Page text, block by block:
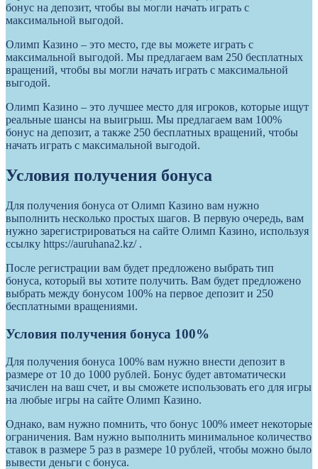
бонус на депозит, чтобы вы могли начать играть с
максимальной выгодой.
Олимп Казино – это место, где вы можете играть с
максимальной выгодой. Мы предлагаем вам 250 бесплатных
вращений, чтобы вы могли начать играть с максимальной
выгодой.
Олимп Казино – это лучшее место для игроков, которые ищут
реальные шансы на выигрыш. Мы предлагаем вам 100%
бонус на депозит, а также 250 бесплатных вращений, чтобы
начать играть с максимальной выгодой.
Условия получения бонуса
Для получения бонуса от Олимп Казино вам нужно
выполнить несколько простых шагов. В первую очередь, вам
нужно зарегистрироваться на сайте Олимп Казино, используя
ссылку https://auruhana2.kz/ .
После регистрации вам будет предложено выбрать тип
бонуса, который вы хотите получить. Вам будет предложено
выбрать между бонусом 100% на первое депозит и 250
бесплатными вращениями.
Условия получения бонуса 100%
Для получения бонуса 100% вам нужно внести депозит в
размере от 10 до 1000 рублей. Бонус будет автоматически
зачислен на ваш счет, и вы сможете использовать его для игры
на любые игры на сайте Олимп Казино.
Однако, вам нужно помнить, что бонус 100% имеет некоторые
ограничения. Вам нужно выполнить минимальное количество
ставок в размере 5 раз в размере 10 рублей, чтобы можно было
вывести деньги с бонуса.